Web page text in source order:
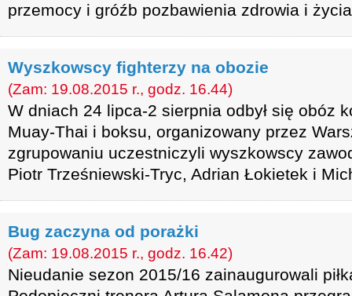
przemocy i gróźb pozbawienia zdrowia i
Wyszkowscy fighterzy na obozie
(Zam: 19.08.2015 r., godz. 16.44)
W dniach 24 lipca-2 sierpnia odbył się obóz
Muay-Thai i boksu, organizowany przez
zgrupowaniu uczestniczyli wyszkowscy
Piotr Trześniewski-Tryc, Adrian Łokietek i
Bug zaczyna od porażki
(Zam: 19.08.2015 r., godz. 16.42)
Nieudanie sezon 2015/16 zainaugurowali